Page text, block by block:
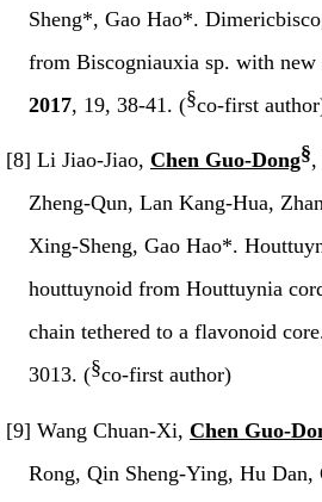
Sheng*, Gao Hao*.
from Biscogniauxia sp. with new
2017, 19, 38-41. (§co-first
[8] Li Jiao-Jiao, Chen Guo-Dong§,
Zheng-Qun, Lan Kang-Hua,
Xing-Sheng, Gao Hao*.
houttuynoid from Houttuynia
chain tethered to a flavonoid
3013. (§co-first author)
[9] Wang Chuan-Xi, Chen Guo-
Rong, Qin Sheng-Ying, Hu